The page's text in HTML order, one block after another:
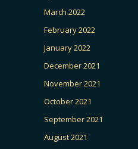
March 2022
February 2022
January 2022
December 2021
November 2021
October 2021
September 2021
August 2021